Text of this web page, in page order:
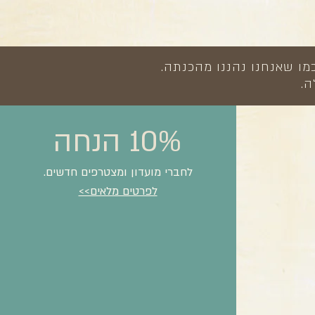
שאנחנו נהננו מהכנתה.
10% הנחה
לחברי מועדון ומצטרפים חדשים.
לפרטים מלאים>>